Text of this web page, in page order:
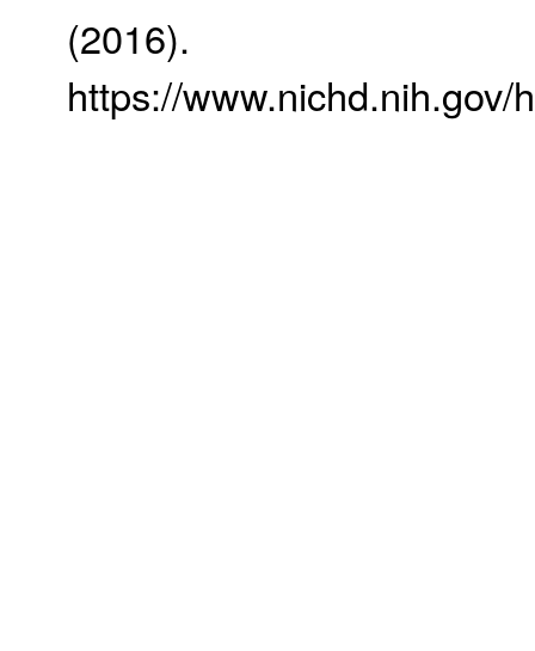
(2016).
https://